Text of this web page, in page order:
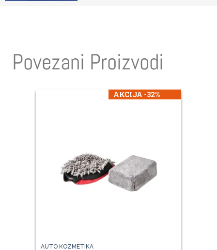
Povezani Proizvodi
AKCIJA -32%
AUTO KOZMETIKA